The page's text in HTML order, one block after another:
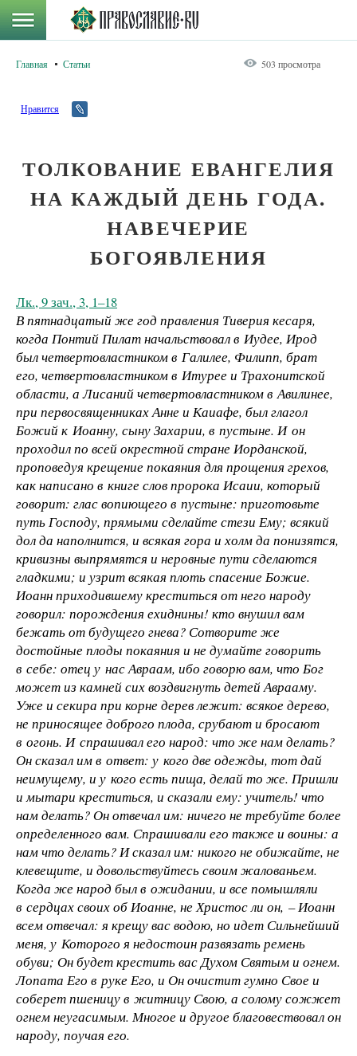
Главная Статьи 503 просмотра
Нравится
ТОЛКОВАНИЕ ЕВАНГЕЛИЯ
НА КАЖДЫЙ ДЕНЬ ГОДА.
НАВЕЧЕРИЕ
БОГОЯВЛЕНИЯ
Лк., 9 зач., 3, 1–18
В пятнадцатый же год правления Тиверия кесаря,
когда Понтий Пилат начальствовал в Иудее, Ирод
был четвертовластником в Галилее, Филипп, брат
его, четвертовластником в Итурее и Трахонитской
области, а Лисаний четвертовластником в Авилинее,
при первосвященниках Анне и Каиафе, был глагол
Божий к Иоанну, сыну Захарии, в пустыне. И он
проходил по всей окрестной стране Иорданской,
проповедуя крещение покаяния для прощения грехов,
как написано в книге слов пророка Исаии, который
говорит: глас вопиющего в пустыне: приготовьте
путь Господу, прямыми сделайте стези Ему; всякий
дол да наполнится, и всякая гора и холм да понизятся,
кривизны выпрямятся и неровные пути сделаются
гладкими; и узрит всякая плоть спасение Божие.
Иоанн приходившему креститься от него народу
говорил: порождения ехиднины! кто внушил вам
бежать от будущего гнева? Сотворите же
достойные плоды покаяния и не думайте говорить
в себе: отец у нас Авраам, ибо говорю вам, что Бог
может из камней сих воздвигнуть детей Аврааму.
Уже и секира при корне дерев лежит: всякое дерево,
не приносящее доброго плода, срубают и бросают
в огонь. И спрашивал его народ: что же нам делать?
Он сказал им в ответ: у кого две одежды, тот дай
неимущему, и у кого есть пища, делай то же. Пришли
и мытари креститься, и сказали ему: учитель! что
нам делать? Он отвечал им: ничего не требуйте более
определенного вам. Спрашивали его также и воины: а
нам что делать? И сказал им: никого не обижайте, не
клевещите, и довольствуйтесь своим жалованьем.
Когда же народ был в ожидании, и все помышляли
в сердцах своих об Иоанне, не Христос ли он, – Иоанн
всем отвечал: я крещу вас водою, но идет Сильнейший
меня, у Которого я недостоин развязать ремень
обуви; Он будет крестить вас Духом Святым и огнем.
Лопата Его в руке Его, и Он очистит гумно Свое и
соберет пшеницу в житницу Свою, а солому сожжет
огнем неугасимым. Многое и другое благовествовал он
народу, поучая его.